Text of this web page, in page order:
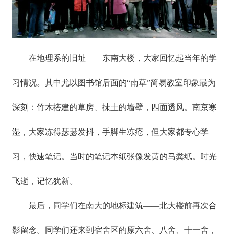
在地理系的旧址——东南大楼，大家回忆起当年的学
习情况。其中尤以图书馆后面的“南草”简易教室印象最为
深刻：竹木搭建的草房、抺土的墙壁，四面透风。南京寒
湿，大家冻得瑟瑟发抖，手脚生冻疮，但大家都专心学
习，快速笔记。当时的笔记本纸张像发黄的马粪纸。时光
飞逝，记忆犹新。
最后，同学们在南大的地标建筑——北大楼前再次合
影留念。同学们还来到宿舍区的原六舍、八舍、十一舍，